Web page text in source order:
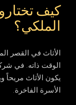
كيف
الملكي؟
الأثاث في القصر
الوقت ذاته. في
يكون الأثاث مريحاً
الأسرة الفاخرة.